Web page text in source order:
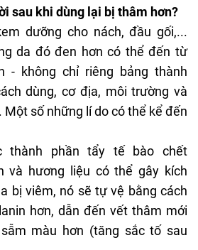
sau khi dùng lại bị thâm hơn?
dưỡng cho nách, đầu gối,...
da đó đen hơn có thể đến từ
- không chỉ riêng bảng thành
dùng, cơ địa, môi trường và
Một số những lí do có thể kể đến
thành phần tẩy tế bào chết
và hương liệu có thể gây kích
bị viêm, nó sẽ tự vệ bằng cách
hơn, dẫn đến vết thâm mới
màu hơn (tăng sắc tố sau